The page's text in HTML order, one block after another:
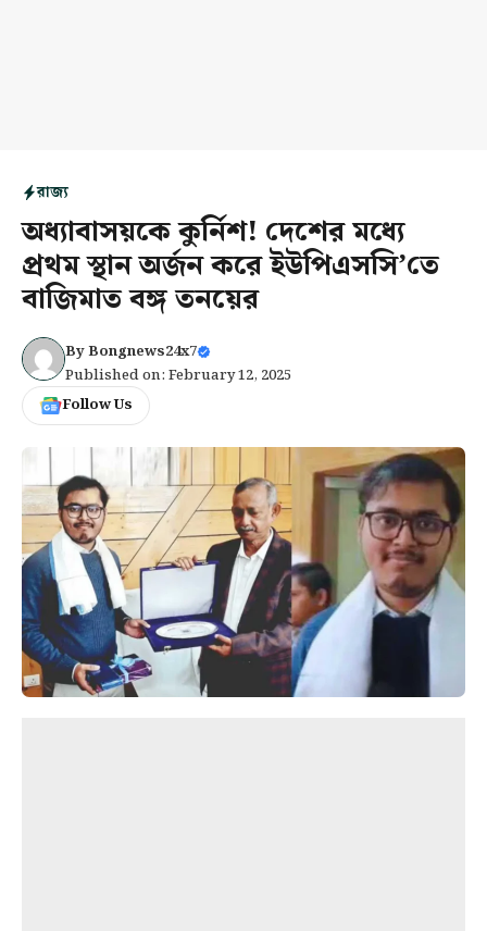
রাজ্য
অধ্যাবাসয়কে কুর্নিশ! দেশের মধ্যে
প্রথম স্থান অর্জন করে ইউপিএসসি’তে
বাজিমাত বঙ্গ তনয়ের
ByBongnews24x7
Published on: February 12, 2025
Follow Us